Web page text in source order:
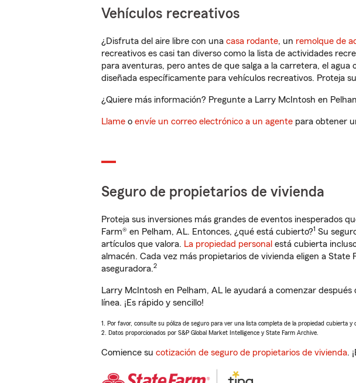
Vehículos recreativos
¿Disfruta del aire libre con una casa rodante, un remolque de
recreativos es casi tan diverso como la lista de actividades
para aventuras, pero antes de que salga a la carretera, el
diseñada específicamente para vehículos recreativos. Proteja
¿Quiere más información? Pregunte a Larry McIntosh en
Llame o envíe un correo electrónico a un agente para obtener
Seguro de propietarios de vivienda
Proteja sus inversiones más grandes de eventos inesperados
Farm® en Pelham, AL. Entonces, ¿qué está cubierto?1 Su
artículos que valora. La propiedad personal está cubierta
almacén. Cada vez más propietarios de vivienda eligen a
aseguradora.2
Larry McIntosh en Pelham, AL le ayudará a comenzar
línea. ¡Es rápido y sencillo!
1. Por favor, consulte su póliza de seguro para ver una lista completa de la propiedad cubierta y
2. Datos proporcionados por S&P Global Market Intelligence y State Farm Archive.
Comience su cotización de seguro de propietarios de vivienda.